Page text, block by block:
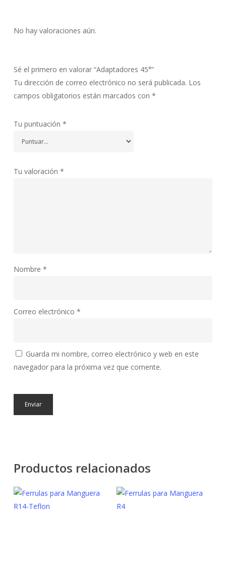
No hay valoraciones aún.
Sé el primero en valorar “Adaptadores 45°”
Tu dirección de correo electrónico no será publicada. Los
campos obligatorios están marcados con *
Tu puntuación *
Tu valoración *
Nombre *
Correo electrónico *
Guarda mi nombre, correo electrónico y web en este
navegador para la próxima vez que comente.
Productos relacionados